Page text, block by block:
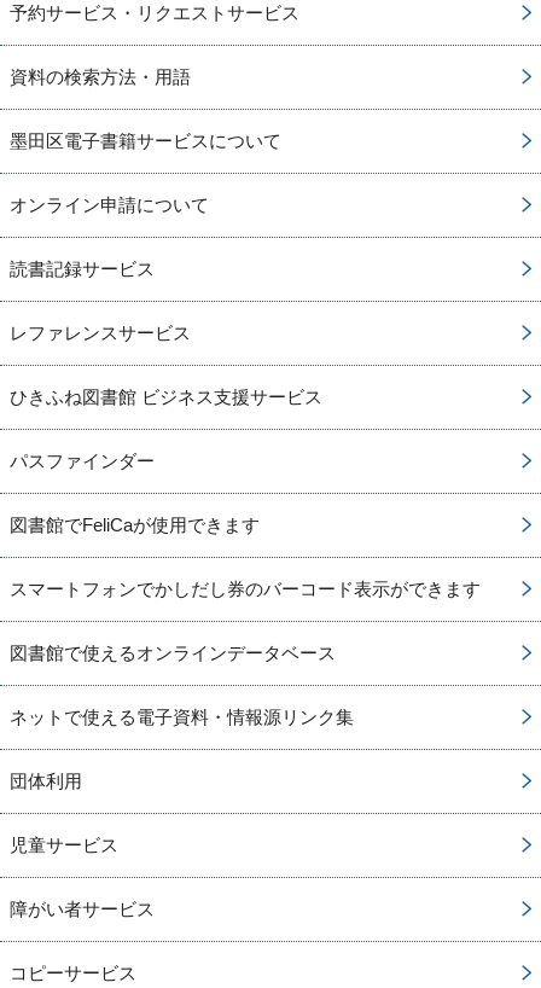
予約サービス・リクエストサービス
資料の検索方法・用語
墨田区電子書籍サービスについて
オンライン申請について
読書記録サービス
レファレンスサービス
ひきふね図書館 ビジネス支援サービス
パスファインダー
図書館でFeliCaが使用できます
スマートフォンでかしだし券のバーコード表示ができます
図書館で使えるオンラインデータベース
ネットで使える電子資料・情報源リンク集
団体利用
児童サービス
障がい者サービス
コピーサービス